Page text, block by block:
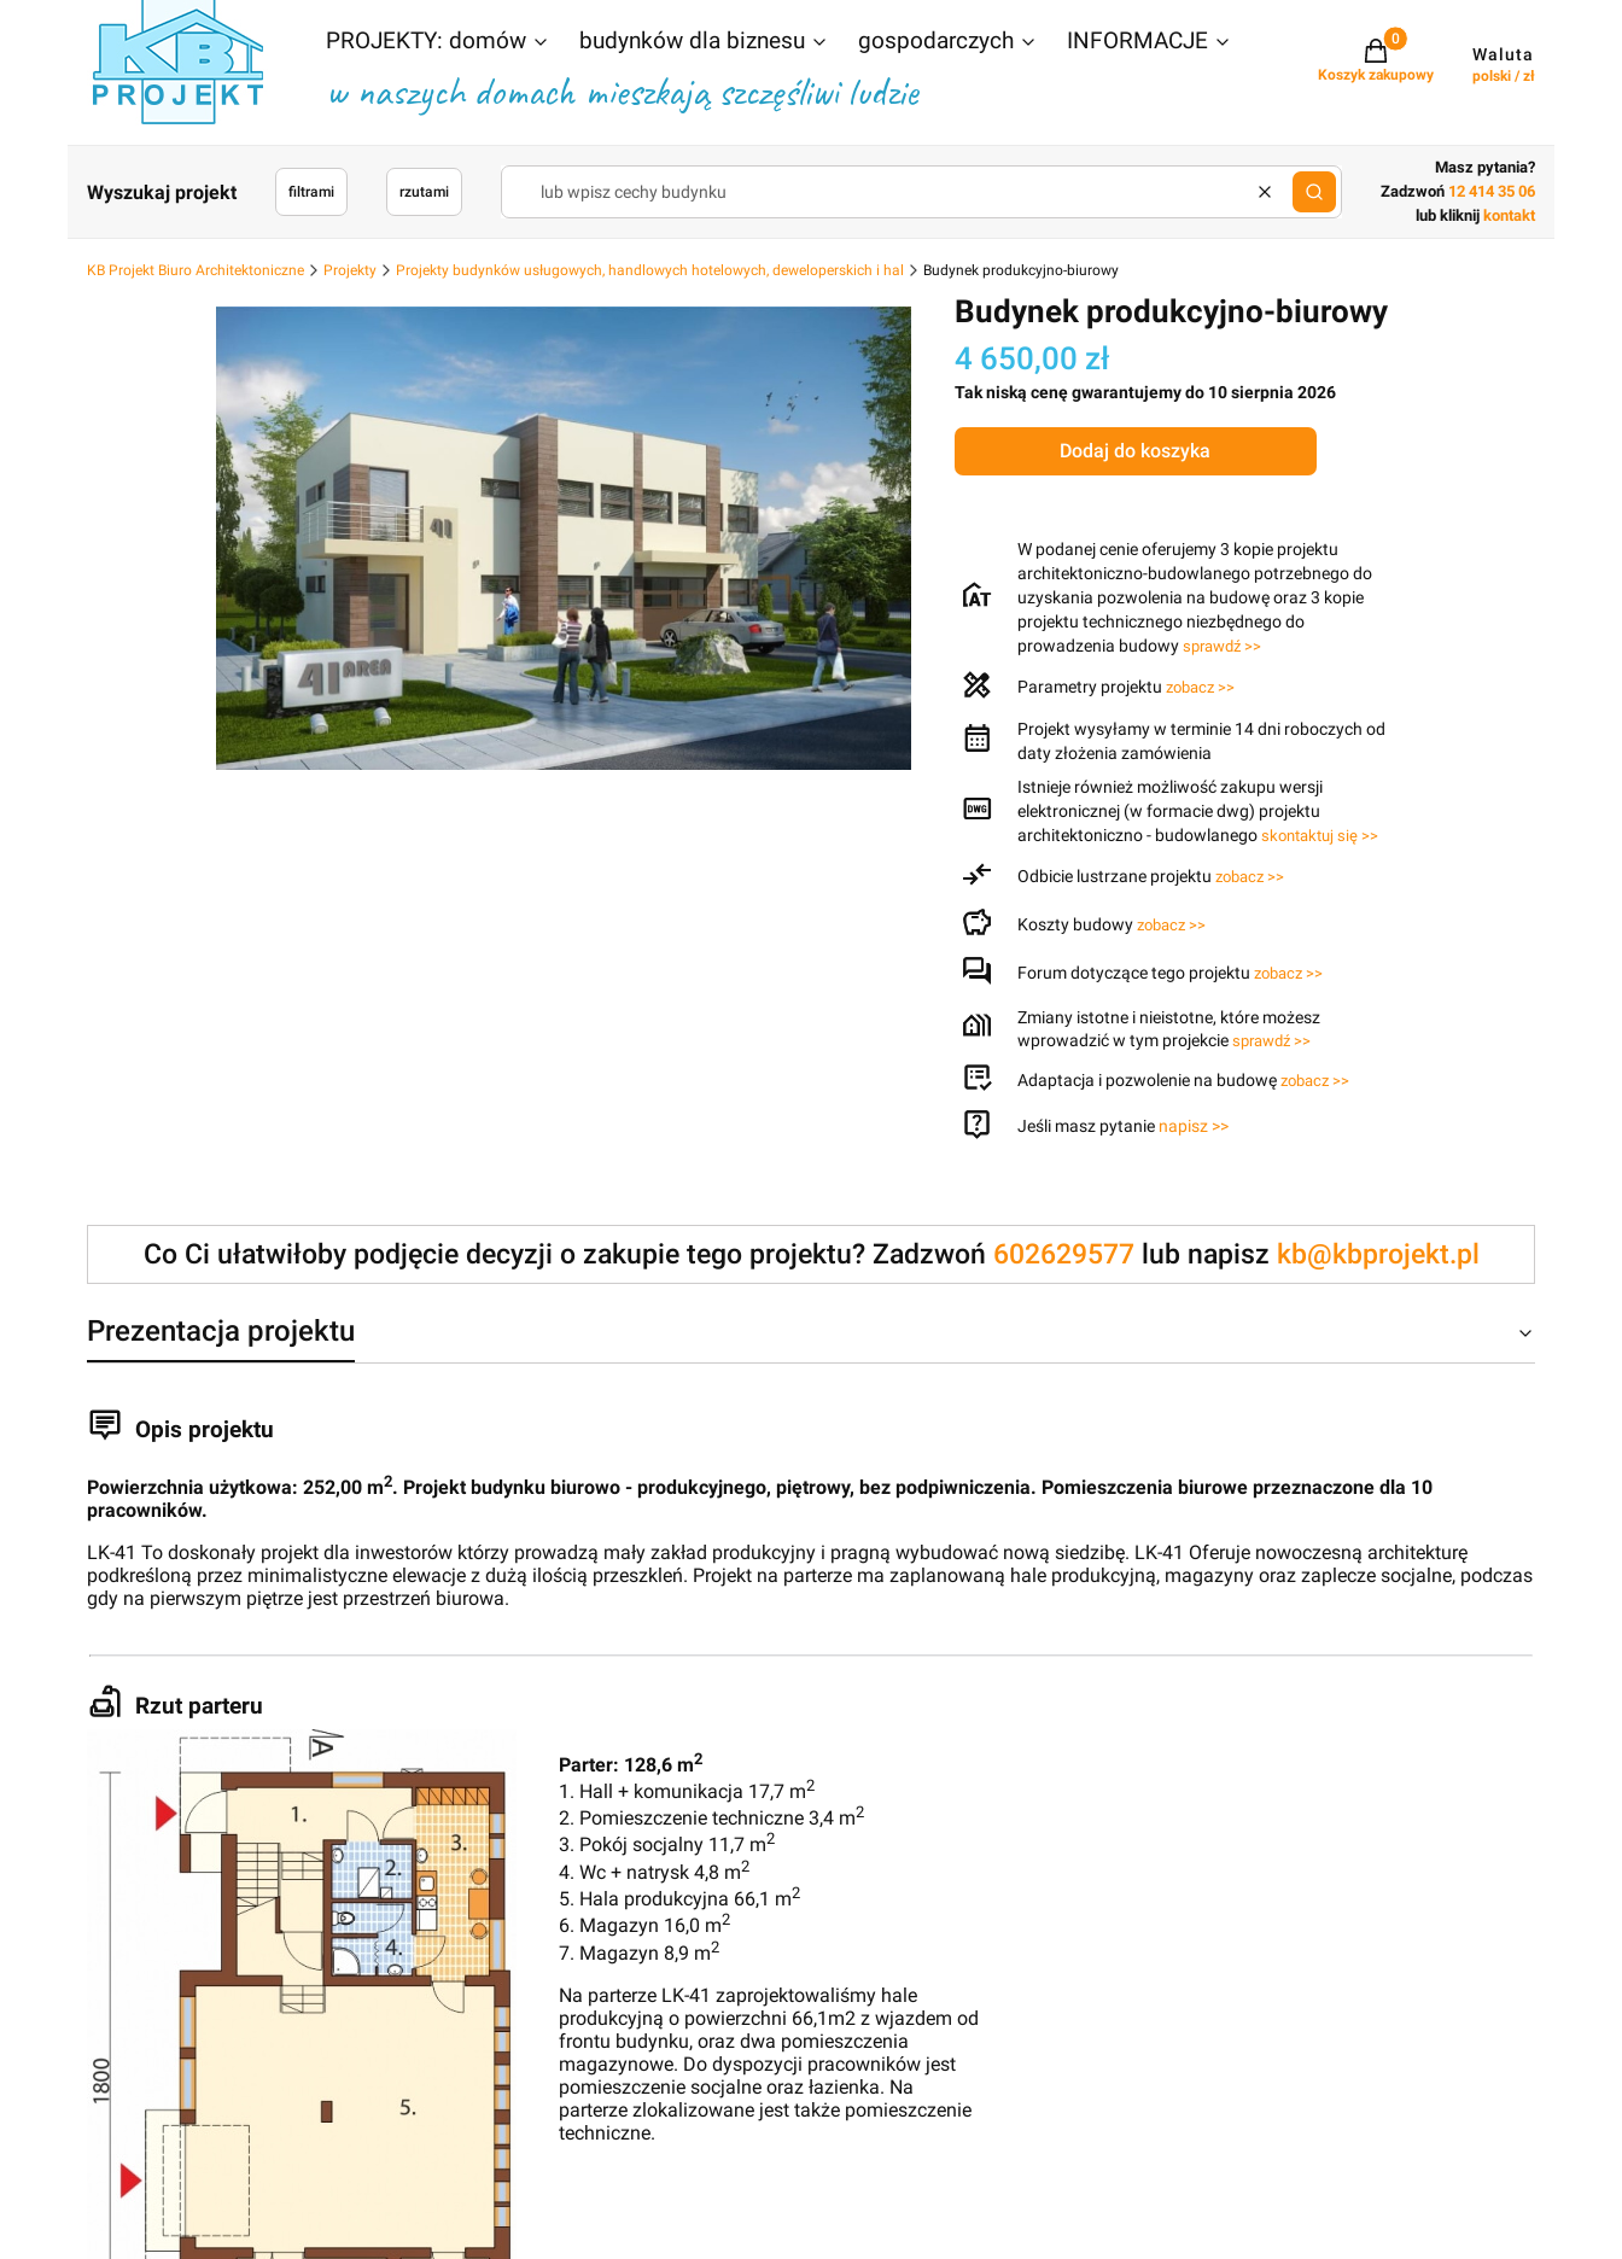
PROJEKTY: domów budynków dla biznesu gospodarczych INFORMACJE
w naszych domach mieszkają szczęśliwi ludzie
Projekty w koszyku: 0. Zobacz
Koszyk zakupowy
Waluta
polski / zł
Wyszukaj projekt filtrami rzutami
Wyczyśćlub wpisz cechy budynku
Masz pytania?
Zadzwoń 12 414 35 06
lub kliknij kontakt
KB Projekt Biuro Architektoniczne Projekty Projekty budynków usługowych, handlowych hotelowych, deweloperskich i hal Budynek produkcyjno-biurowy
Budynek produkcyjno-biurowy
4 650,00 zł
Tak niską cenę gwarantujemy do 10 sierpnia 2026
Dodaj do koszyka
W podanej cenie oferujemy 3 kopie projektu
architektoniczno-budowlanego potrzebnego do
uzyskania pozwolenia na budowę oraz 3 kopie
projektu technicznego niezbędnego do
prowadzenia budowy sprawdź >>
Parametry projektu zobacz >>
Projekt wysyłamy w terminie 14 dni roboczych od
daty złożenia zamówienia
Istnieje również możliwość zakupu wersji
elektronicznej (w formacie dwg) projektu
architektoniczno - budowlanego skontaktuj się >>
Odbicie lustrzane projektu zobacz >>
Koszty budowy zobacz >>
Forum dotyczące tego projektu zobacz >>
Zmiany istotne i nieistotne, które możesz
wprowadzić w tym projekcie sprawdź >>
Adaptacja i pozwolenie na budowę zobacz >>
Jeśli masz pytanie napisz >>
Co Ci ułatwiłoby podjęcie decyzji o zakupie tego projektu? Zadzwoń 602629577lub napisz kb@kbprojekt.pl
Prezentacja projektu
Opis projektu
Powierzchnia użytkowa: 252,00 m2. Projekt budynku biurowo - produkcyjnego, piętrowy, bez podpiwniczenia. Pomieszczenia biurowe przeznaczone dla 10
pracowników.
LK-41 To doskonały projekt dla inwestorów którzy prowadzą mały zakład produkcyjny i pragną wybudować nową siedzibę. LK-41 Oferuje nowoczesną architekturę
podkreśloną przez minimalistyczne elewacje z dużą ilością przeszkleń. Projekt na parterze ma zaplanowaną hale produkcyjną, magazyny oraz zaplecze socjalne, podczas
gdy na pierwszym piętrze jest przestrzeń biurowa.
Rzut parteru
Parter: 128,6 m2
1. Hall + komunikacja 17,7 m2
2. Pomieszczenie techniczne 3,4 m2
3. Pokój socjalny 11,7 m2
4. Wc + natrysk 4,8 m2
5. Hala produkcyjna 66,1 m2
6. Magazyn 16,0 m2
7. Magazyn 8,9 m2
Na parterze LK-41 zaprojektowaliśmy hale
produkcyjną o powierzchni 66,1m2 z wjazdem od
frontu budynku, oraz dwa pomieszczenia
magazynowe. Do dyspozycji pracowników jest
pomieszczenie socjalne oraz łazienka. Na
parterze zlokalizowane jest także pomieszczenie
techniczne.